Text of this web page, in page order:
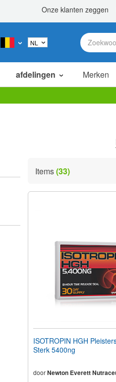
afdelingen Merken
Items(33)
ISOTROPIN HGH
Sterk 5400ng
doorNewton Everett